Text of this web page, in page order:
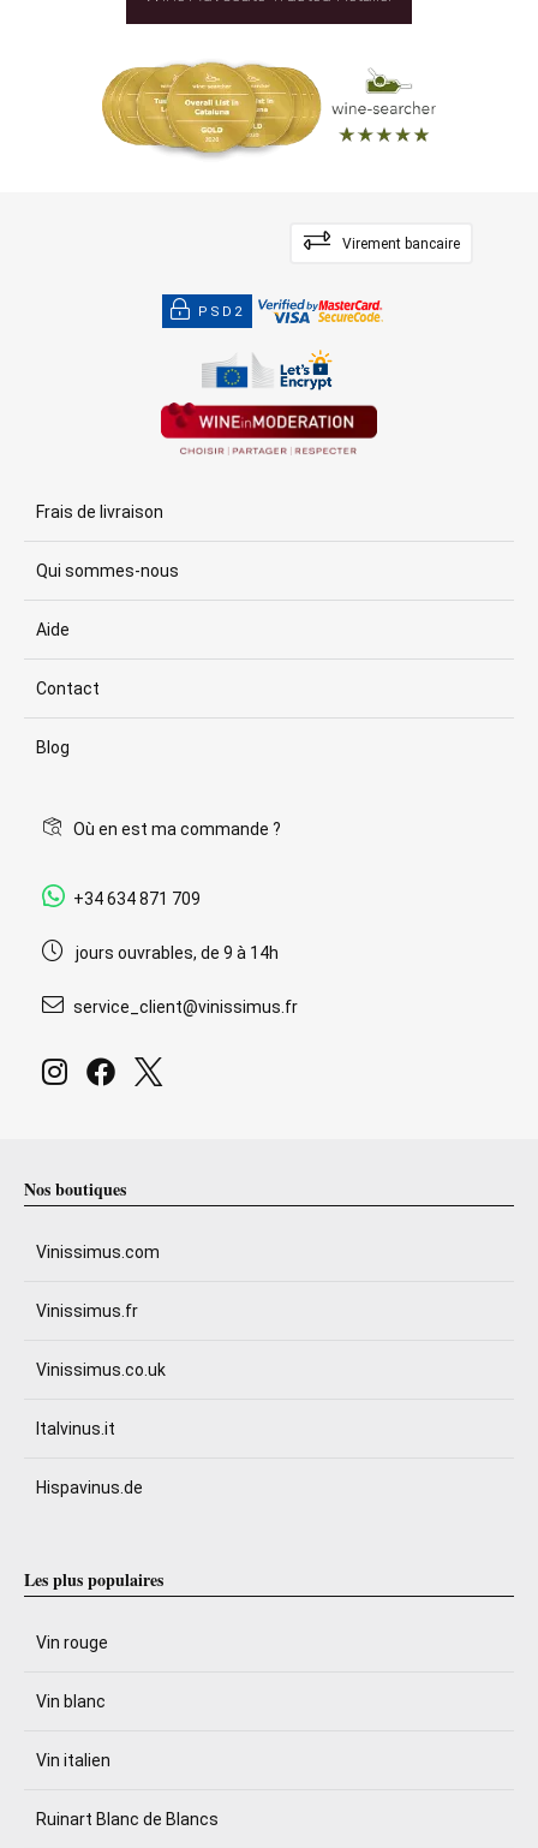
Virement bancaire
PSD2
Frais de livraison
Qui sommes-nous
Aide
Contact
Blog
Où en est ma commande ?
+34 634 871 709
jours ouvrables, de 9 à 14h
service_client@vinissimus.fr
Nos boutiques
Vinissimus.com
Vinissimus.fr
Vinissimus.co.uk
Italvinus.it
Hispavinus.de
Les plus populaires
Vin rouge
Vin blanc
Vin italien
Ruinart Blanc de Blancs